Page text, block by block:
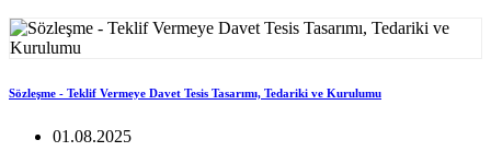
Sözleşme - Teklif Vermeye Davet Tesis Tasarımı, Tedariki ve Kurulumu
01.08.2025